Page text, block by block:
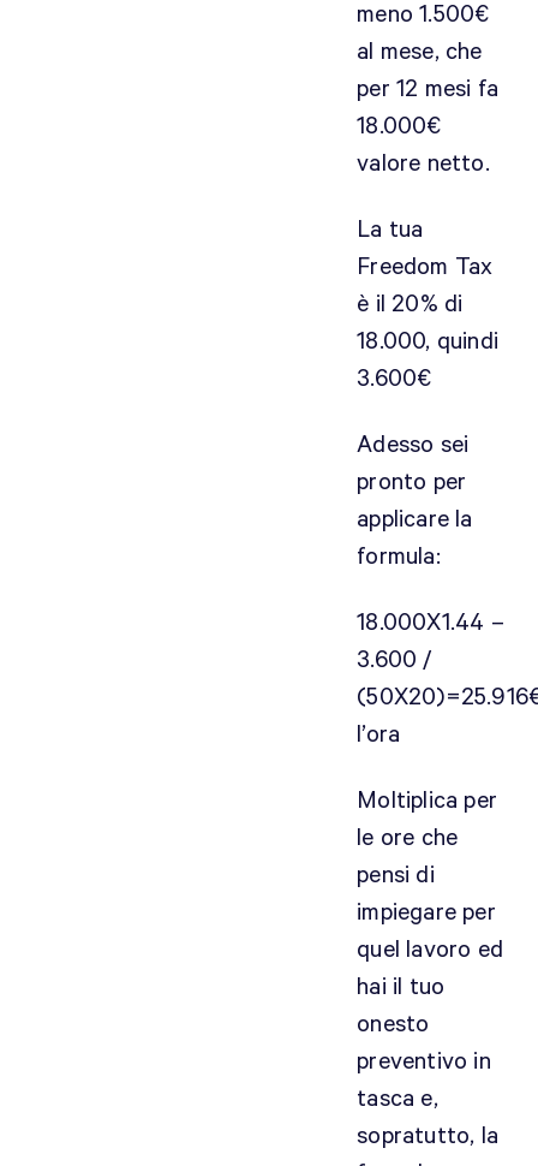
meno 1.500€
al mese, che
per 12 mesi fa
18.000€
valore netto.
La tua
Freedom Tax
è il 20% di
18.000, quindi
3.600€
Adesso sei
pronto per
applicare la
formula:
18.000X1.44 –
3.600 /
l’ora
Moltiplica per
le ore che
pensi di
impiegare per
quel lavoro ed
hai il tuo
onesto
preventivo in
tasca e,
sopratutto, la